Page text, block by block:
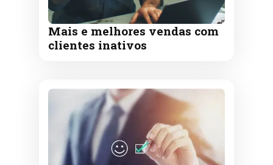
Mais e melhores vendas com
clientes inativos